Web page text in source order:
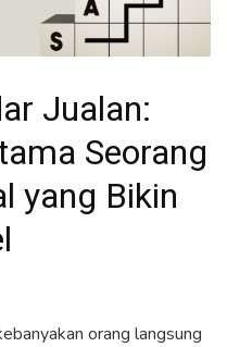
Jualan:
Seorang
yang Bikin
orang langsung